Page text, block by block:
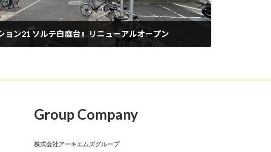
ョン21 ソルテ白庭台』リニューアルオープン
Group Company
株式会社アーキエムズグループ